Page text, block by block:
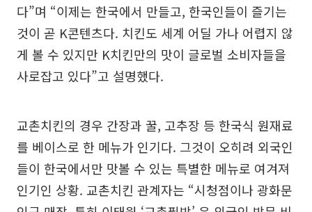
다”며 “이제는 한국에서 만들고, 한국인들이 즐기는
것이 곧 K콘텐츠다. 치킨도 세계 어딜 가나 어렵지 않
게 볼 수 있지만 K치킨만의 맛이 글로벌 소비자들을
사로잡고 있다”고 설명했다.
교촌치킨의 경우 간장과 꿀, 고추장 등 한국식 원재료
를 베이스로 한 메뉴가 인기다. 그것이 오히려 외국인
들이 한국에서만 맛볼 수 있는 특별한 메뉴로 여겨져
인기인 상황. 교촌치킨 관계자는 “시청점이나 광화문